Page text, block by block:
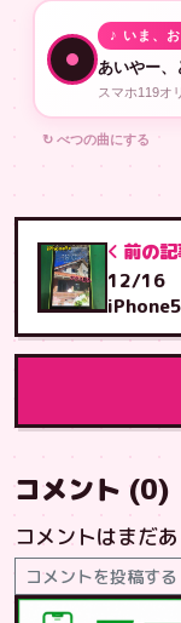
♪ いま、
あいやー、
スマホ119オ
↻ べつの曲にする
前の
12/16
交換 浦
客から
コメント (0)
コメントはまだ
コメントを投稿する